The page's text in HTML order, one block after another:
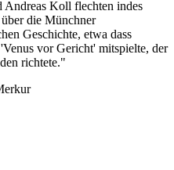
Andreas Koll flechten indes
die Münchner
Geschichte, etwa dass
vor Gericht' mitspielte, der
richtete."